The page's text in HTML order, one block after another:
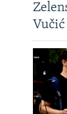
Vučić